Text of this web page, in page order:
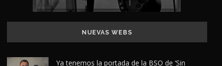
NUEVAS WEBS
Ya tenemos la portada de la BSO de ‘Sin